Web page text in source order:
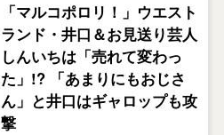
「マルコポロリ！」ウエスト
ランド・井口＆お見送り芸人
しんいちは「売れて変わっ
た」!? 「あまりにもおじさ
ん」と井口はギャロップも攻
撃